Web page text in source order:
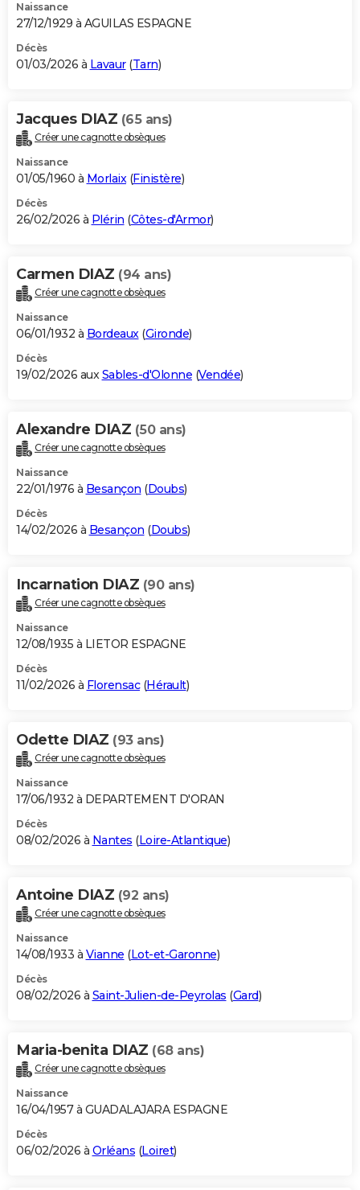
Naissance
27/12/1929 à AGUILAS ESPAGNE
Décès
01/03/2026 à Lavaur(Tarn)
Jacques DIAZ (65 ans)
Créer une cagnotte obsèques
Naissance
01/05/1960 à Morlaix(Finistère)
Décès
26/02/2026 à Plérin (Côtes-d'Armor)
Carmen DIAZ (94 ans)
Créer une cagnotte obsèques
Naissance
06/01/1932 à Bordeaux(Gironde)
Décès
19/02/2026 auxSables-d'Olonne (Vendée)
Alexandre DIAZ (50 ans)
Créer une cagnotte obsèques
Naissance
22/01/1976 à Besançon (Doubs)
Décès
14/02/2026 à Besançon (Doubs)
Incarnation DIAZ (90 ans)
Créer une cagnotte obsèques
Naissance
12/08/1935 à LIETOR ESPAGNE
Décès
11/02/2026 à Florensac(Hérault)
Odette DIAZ (93 ans)
Créer une cagnotte obsèques
Naissance
17/06/1932 à DEPARTEMENT D'ORAN
Décès
08/02/2026 à Nantes (Loire-Atlantique)
Antoine DIAZ (92 ans)
Créer une cagnotte obsèques
Naissance
14/08/1933 à Vianne (Lot-et-Garonne)
Décès
08/02/2026 à Saint-Julien-de-Peyrolas (Gard)
Maria-benita DIAZ (68 ans)
Créer une cagnotte obsèques
Naissance
16/04/1957 à GUADALAJARA ESPAGNE
Décès
06/02/2026 à Orléans (Loiret)